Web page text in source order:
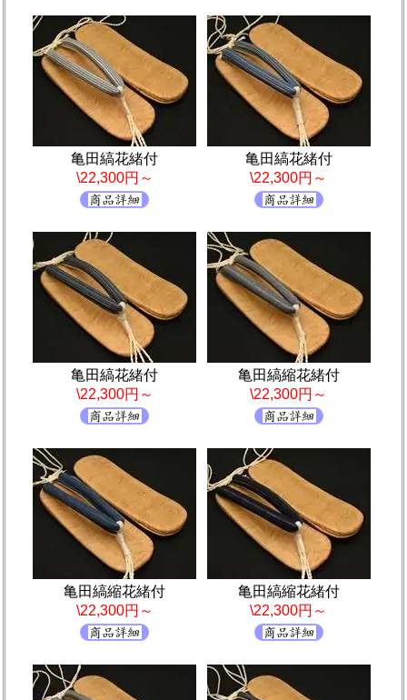
亀田縞花緒付
\22,300円～
亀田縞花緒付
\22,300円～
亀田縞花緒付
\22,300円～
亀田縞縮花緒付
\22,300円～
亀田縞縮花緒付
\22,300円～
亀田縞縮花緒付
\22,300円～